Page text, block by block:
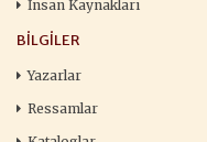
İnsan Kaynakları
BILGILER
Yazarlar
Ressamlar